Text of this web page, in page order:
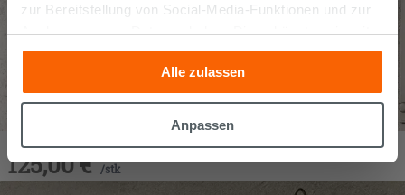
zur Bereitstellung von Social-Media-Funktionen und zur
Analyse unseres Datenverkehrs. Diese könnten sie mit
anderen Informationen, die Sie ihnen geliefert haben oder
die sie aufgrund Ihrer Verwendung ihrer Dienste
gesammelt haben, kombinieren. Falls Sie mehr wissen
möchten oder Ihre Zustimmung zu allen oder einigen
Zustimmung kann durch Klicken auf die Schaltfläche
„Cookies akzeptieren“ gegeben werden. Wenn Sie auf
Alle zulassen
Anpassen
125,00€ /stk